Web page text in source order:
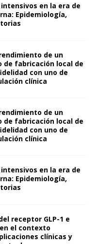
en la era de
Epidemiología,
de un
de fabricación local de
con uno de
clínica
de un
de fabricación local de
con uno de
clínica
en la era de
Epidemiología,
receptor GLP-1 e
el contexto
clínicas y